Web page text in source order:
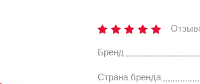
Бренд
Страна бренда